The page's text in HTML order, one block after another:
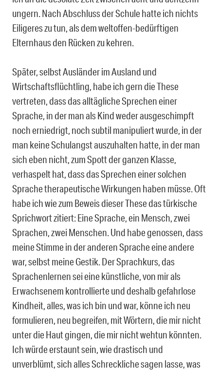
ungern. Nach Abschluss der Schule hatte ich nichts
Eiligeres zu tun, als dem weltoffen-bedürftigen
Elternhaus den Rücken zu kehren.
Später, selbst Ausländer im Ausland und
Wirtschaftsflüchtling, habe ich gern die These
vertreten, dass das alltägliche Sprechen einer
Sprache, in der man als Kind weder ausgeschimpft
noch erniedrigt, noch subtil manipuliert wurde, in der
man keine Schulangst auszuhalten hatte, in der man
sich eben nicht, zum Spott der ganzen Klasse,
verhaspelt hat, dass das Sprechen einer solchen
Sprache therapeutische Wirkungen haben müsse. Oft
habe ich wie zum Beweis dieser These das türkische
Sprichwort zitiert: Eine Sprache, ein Mensch, zwei
Sprachen, zwei Menschen. Und habe genossen, dass
meine Stimme in der anderen Sprache eine andere
war, selbst meine Gestik. Der Sprachkurs, das
Sprachenlernen sei eine künstliche, von mir als
Erwachsenem kontrollierte und deshalb gefahrlose
Kindheit, alles, was ich bin und war, könne ich neu
formulieren, neu begreifen, mit Wörtern, die mir nicht
unter die Haut gingen, die mir nicht wehtun könnten.
Ich würde erstaunt sein, wie drastisch und
unverblümt, sich alles Schreckliche sagen lasse, was